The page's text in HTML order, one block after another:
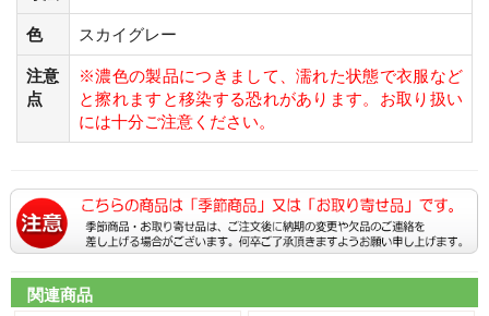
色 スカイグレー
注意
点
※濃色の製品につきまして、濡れた状態で衣服など
と擦れますと移染する恐れがあります。お取り扱い
には十分ご注意ください。
関連商品